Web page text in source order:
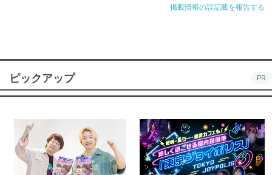
掲載情報の誤記載を報告する
ピックアップ PR